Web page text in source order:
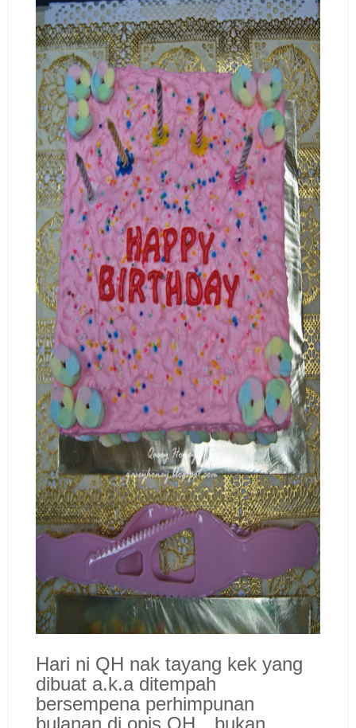
Hari ni QH nak tayang kek yang
dibuat a.k.a ditempah
bersempena perhimpunan
bulanan di opis QH…bukan